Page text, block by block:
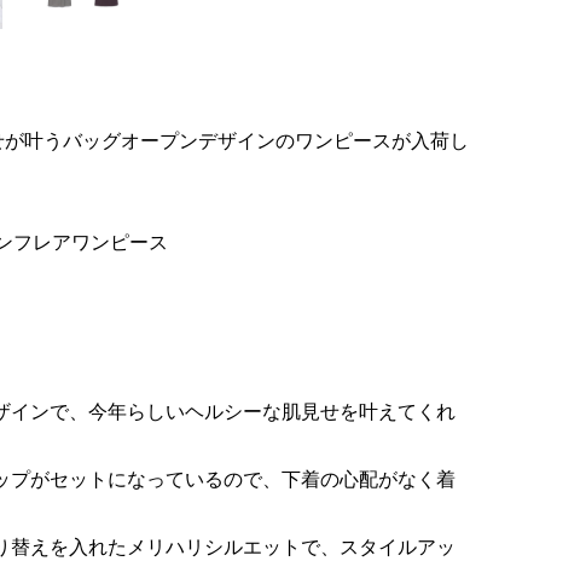
叶うバッグオープンデザインのワンピースが入荷し
フレアワンピース
インで、今年らしいヘルシーな肌見せを叶えてくれ
プがセットになっているので、下着の心配がなく着
えを入れたメリハリシルエットで、スタイルアッ